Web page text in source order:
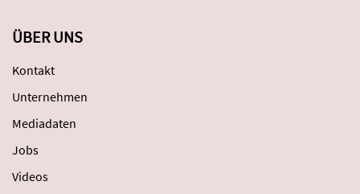
ÜBER UNS
Kontakt
Unternehmen
Mediadaten
Jobs
Videos